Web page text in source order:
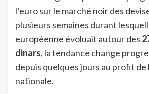
l’euro sur le marché noir des
plusieurs semaines durant
européenne évoluait autour des
dinars, la tendance change
depuis quelques jours au profit de
nationale.